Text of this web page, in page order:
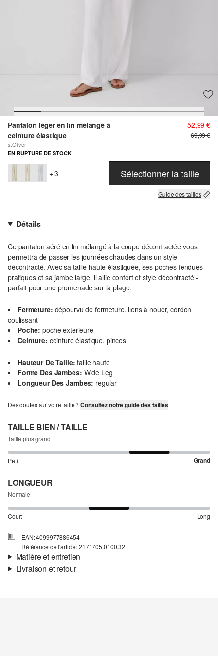
Pantalon léger en lin mélangé à
ceinture élastique
s.Oliver
52,99 €
69,99 €
EN RUPTURE DE STOCK
+ 3 Sélectionner la taille
Guide des tailles
Détails
Ce pantalon aéré en lin mélangé à la coupe décontractée vous
permettra de passer les journées chaudes dans un style
décontracté. Avec sa taille haute élastiquée, ses poches fendues
pratiques et sa jambe large, il allie confort et style décontracté -
parfait pour une promenade sur la plage.
Fermeture: dépourvu de fermeture, liens à nouer, cordon
coulissant
Poche: poche extérieure
Ceinture: ceinture élastique, pinces
Hauteur De Taille: taille haute
Forme Des Jambes: Wide Leg
Longueur Des Jambes: regular
Des doutes sur votre taille ?Consultez notre guide des tailles
TAILLE BIEN / TAILLE
Taille plus grand
Petit Grand
LONGUEUR
Normale
Court Long
EAN: 4099977886454
Référence de l'article: 2171705.0100.32
Matière et entretien
Livraison et retour